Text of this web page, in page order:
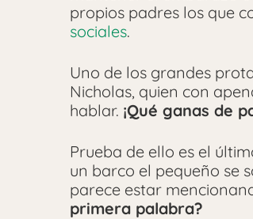
propios padres los que
sociales.
Uno de los grandes
Nicholas, quien con
hablar. ¡Qué ganas de
Prueba de ello es el
un barco el pequeño se
parece estar
primera palabra?